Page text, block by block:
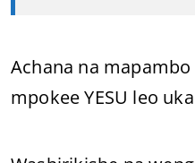
Achana na
mpokee YESU leo